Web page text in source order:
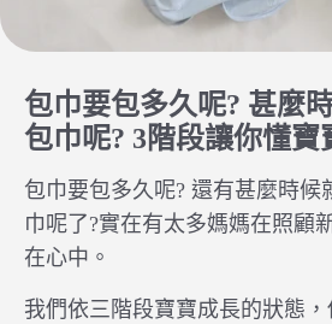
包巾要包多久呢? 甚麼
包巾呢? 3階段讓你懂寶
包巾要包多久呢? 還有甚麼時候
巾呢了?實在有太多媽媽在照顧
在心中。
我們依三階段寶寶成長的狀態